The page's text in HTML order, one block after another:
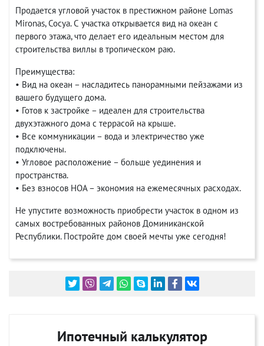
Продается угловой участок в престижном районе Lomas
Mironas, Сосуа. С участка открывается вид на океан с
первого этажа, что делает его идеальным местом для
строительства виллы в тропическом раю.
Преимущества:
• Вид на океан – насладитесь панорамными пейзажами из
вашего будущего дома.
• Готов к застройке – идеален для строительства
двухэтажного дома с террасой на крыше.
• Все коммуникации – вода и электричество уже
подключены.
• Угловое расположение – больше уединения и
пространства.
• Без взносов HOA – экономия на ежемесячных расходах.
Не упустите возможность приобрести участок в одном из
самых востребованных районов Доминиканской
Республики. Постройте дом своей мечты уже сегодня!
Ипотечный калькулятор